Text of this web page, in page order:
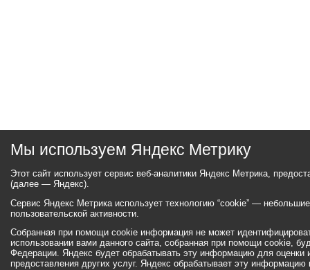
Мы используем Яндекс Метрику
Этот сайт использует сервис веб-аналитики Яндекс Метрика,
(далее — Яндекс).
Сервис Яндекс Метрика использует технологию “cookie” —
пользовательской активности.
Собранная при помощи cookie информация не может
использовании вами данного сайта, собранная при помощи cookie,
Федерации. Яндекс будет обрабатывать эту информацию для оценки
предоставления других услуг. Яндекс обрабатывает эту